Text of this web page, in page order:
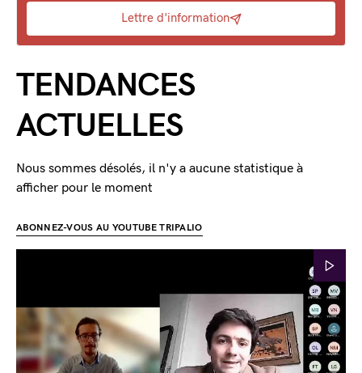
Lettre d'information
TENDANCES
ACTUELLES
Nous sommes désolés, il n'y a aucune statistique à
afficher pour le moment
ABONNEZ-VOUS AU YOUTUBE TRIPALIO